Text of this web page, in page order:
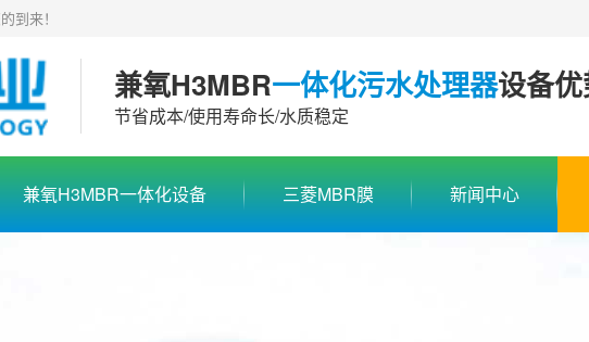
到来！
兼氧H3MBR一体化污水处理器设备
节省成本/使用寿命长/水质稳定
兼氧H3MBR一体化设备 三菱MBR膜 新闻中心